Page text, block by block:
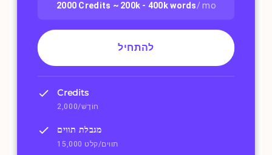
2000 Credits ~ 200k - 400kwords/ mo
להתחיל
Credits
2,000/חוֹדֶשׁ
מגבלת תווים
15,000 תווים/קלט